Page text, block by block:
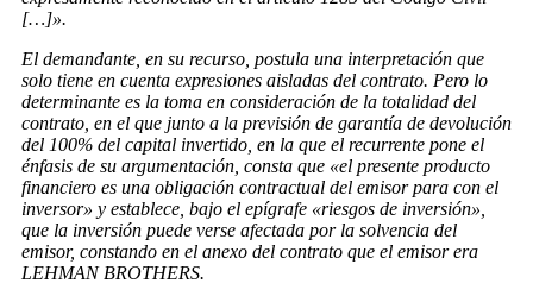
[…]».
El demandante, en su recurso, postula una interpretación que
solo tiene en cuenta expresiones aisladas del contrato. Pero lo
determinante es la toma en consideración de la totalidad del
contrato, en el que junto a la previsión de garantía de devolución
del 100% del capital invertido, en la que el recurrente pone el
énfasis de su argumentación, consta que «el presente producto
financiero es una obligación contractual del emisor para con el
inversor» y establece, bajo el epígrafe «riesgos de inversión»,
que la inversión puede verse afectada por la solvencia del
emisor, constando en el anexo del contrato que el emisor era
LEHMAN BROTHERS.